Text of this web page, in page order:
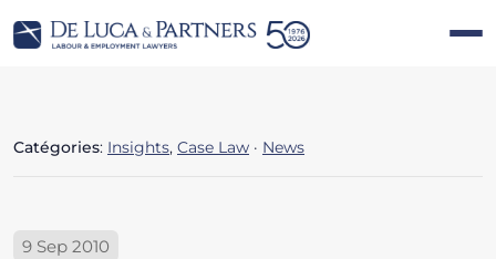
Catégories: Insights, Case Law · News
9 Sep 2010